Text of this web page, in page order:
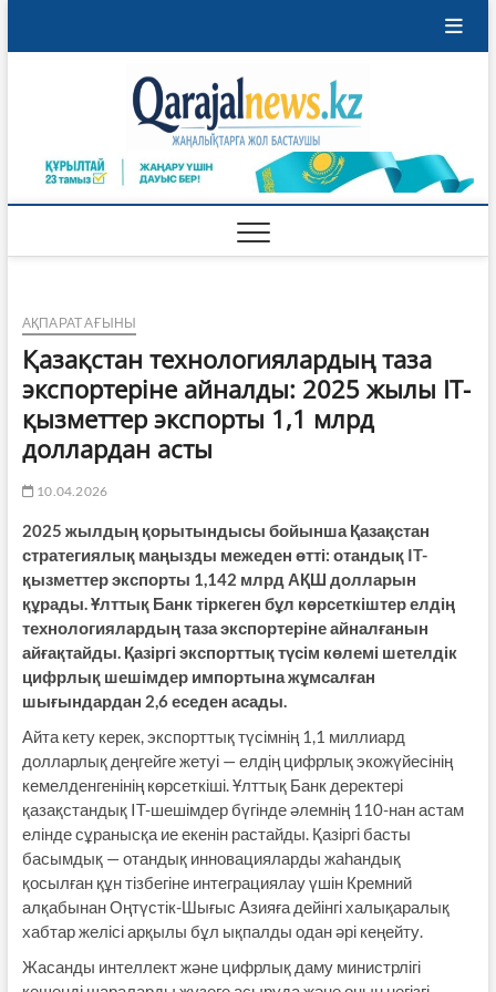
АҚПАРАТ АҒЫНЫ
Қазақстан технологиялардың таза
экспортеріне айналды: 2025 жылы IT-
қызметтер экспорты 1,1 млрд
доллардан асты
10.04.2026
2025 жылдың қорытындысы бойынша Қазақстан
стратегиялық маңызды межеден өтті: отандық IT-
қызметтер экспорты 1,142 млрд АҚШ долларын
құрады. Ұлттық Банк тіркеген бұл көрсеткіштер елдің
технологиялардың таза экспортеріне айналғанын
айғақтайды. Қазіргі экспорттық түсім көлемі шетелдік
цифрлық шешімдер импортына жұмсалған
шығындардан 2,6 еседен асады.
Айта кету керек, экспорттық түсімнің 1,1 миллиард
долларлық деңгейге жетуі — елдің цифрлық экожүйесінің
кемелденгенінің көрсеткіші. Ұлттық Банк деректері
қазақстандық IT-шешімдер бүгінде әлемнің 110-нан астам
елінде сұранысқа ие екенін растайды. Қазіргі басты
басымдық — отандық инновацияларды жаһандық
қосылған құн тізбегіне интеграциялау үшін Кремний
алқабынан Оңтүстік-Шығыс Азияға дейінгі халықаралық
хабтар желісі арқылы бұл ықпалды одан әрі кеңейту.
Жасанды интеллект және цифрлық даму министрлігі